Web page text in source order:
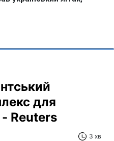
для
Reuters
3 хв